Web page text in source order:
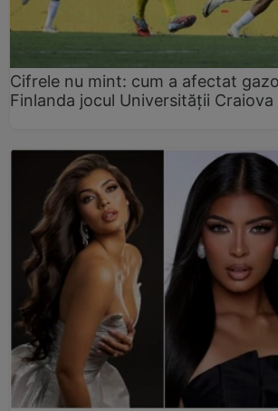
Cifrele nu mint: cum a afectat
Finlanda jocul Universității Craiova